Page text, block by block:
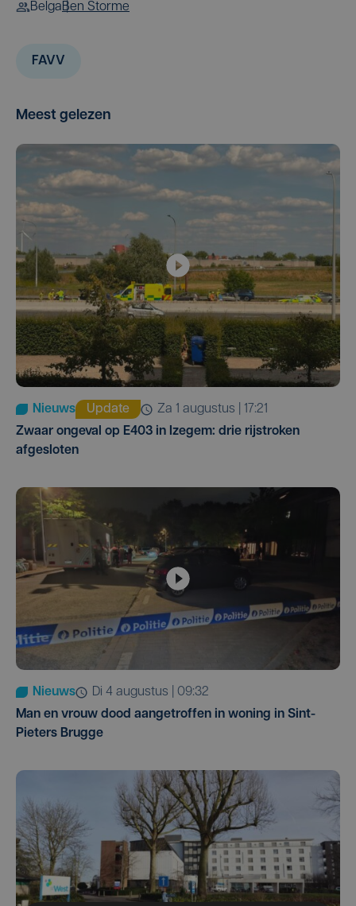
BelgaBen Storme
FAVV
Meest gelezen
Nieuws Update
za 1 augustus | 17:21
Zwaar ongeval op E403 in Izegem: drie rijstroken
afgesloten
Nieuws
di 4 augustus | 09:32
Man en vrouw dood aangetroffen in woning in Sint-
Pieters Brugge